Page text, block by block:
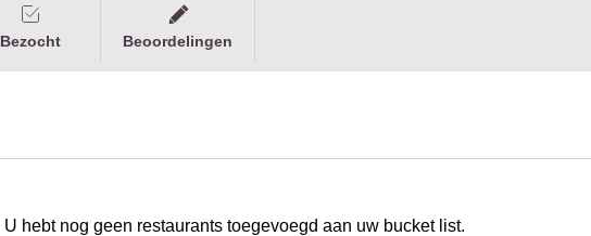
Bezocht Beoordelingen
U hebt nog geen restaurants toegevoegd aan uw bucket list.